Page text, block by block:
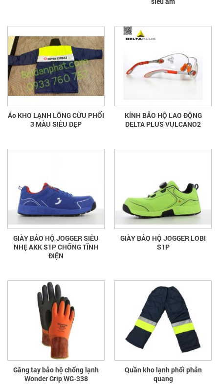
Áo KHO LẠNH LÔNG CỪU PHỐI
3 MÀU SIÊU ĐẸP
KÍNH BẢO HỘ LAO ĐỘNG
DELTA PLUS VULCANO2
GIÀY BẢO HỘ JOGGER SIÊU
NHẸ AKK S1P CHỐNG TĨNH
ĐIỆN
GIÀY BẢO HỘ JOGGER LOBI
S1P
Găng tay bảo hộ chống lạnh
Wonder Grip WG-338
Quần kho lạnh phối phản
quang